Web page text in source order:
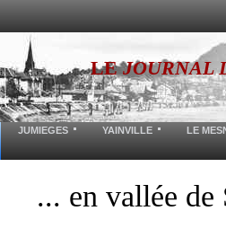
LEJOURNAL
JUMIEGES YAINVILLE LE
... en vallée